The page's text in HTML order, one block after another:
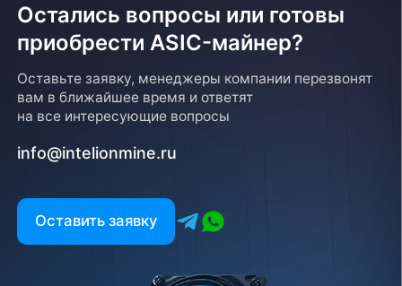
Для того, чтобы оформить возврат товара, клиенту
необходимо связаться с менеджером, который
в соответствии с регламентом Компании после
Есть вопрос?
Заполните форму и мы свяжемся с вами в
Остались вопросы или готовы
приобрести ASIC-майнер?
Оставьте заявку, менеджеры компании перезвонят
вам в ближайшее время и ответят
на все интересующие вопросы
info@intelionmine.ru
Оставить заявку